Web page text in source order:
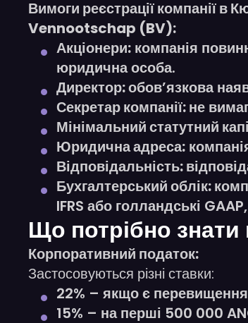
Вимоги реєстрації компанії в
Vennootschap (BV):
Акціонери: компанія
юридична особа.
Директор:обов’язкова
Секретар компанії:не
Мінімальний статутний
Юридична адреса:
Відповідальність:
Бухгалтерський облік:
IFRS або голландські
Що потрібно знати
Корпоративний податок:
Застосовуються різні ставки:
22% – якщо є
15% – на перші 500 000